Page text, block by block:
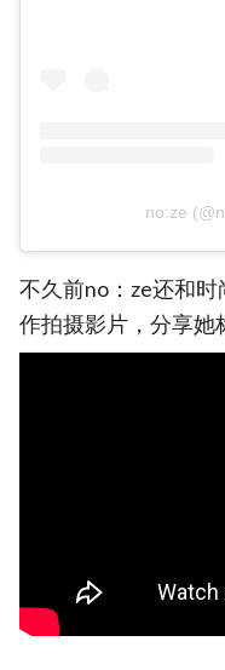
no:ze
不久前no：ze还和
作拍摄影片，分享她